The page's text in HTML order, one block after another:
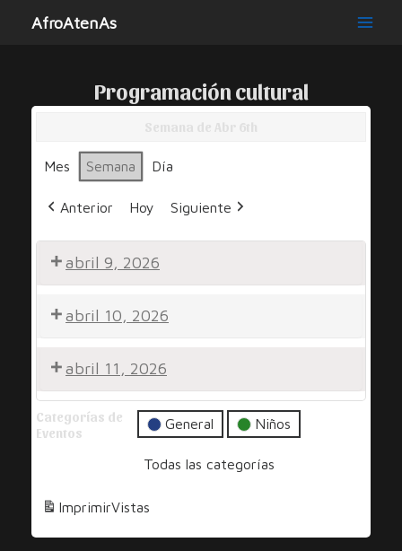
AfroAtenAs
Programación cultural
Mes Semana Día
Anterior Hoy Siguiente
abril 9, 2026
Una abril 10, 2026
Comunitaria
de
Audiovisuales
abril 11, 2026
Peña
Rumbeando
Noche
por
los
Derechos
Categorías de
Eventos
General Niños
Todas las categorías
ImprimirVistas